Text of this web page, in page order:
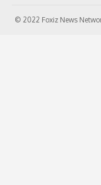
© 2022 Foxiz News